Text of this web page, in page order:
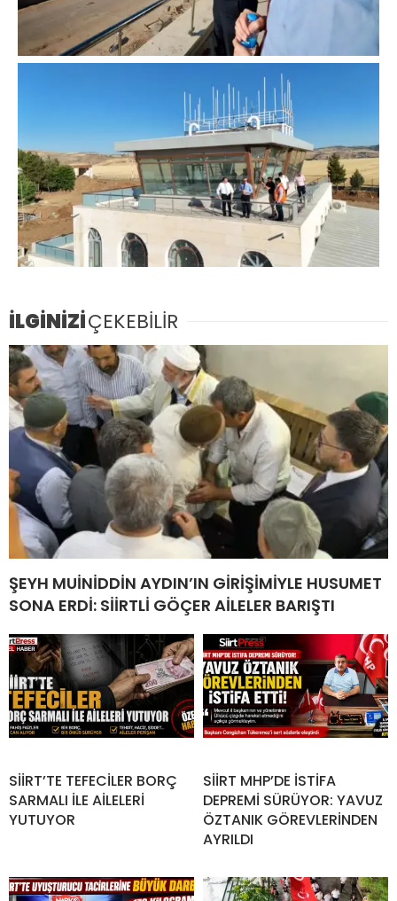
İLGİNİZİÇEKEBİLİR
ŞEYH MUİNİDDİN AYDIN’IN GİRİŞİMİYLE HUSUMET
SONA ERDİ: SİİRTLİ GÖÇER AİLELER BARIŞTI
SİİRT’TE TEFECİLER BORÇ
SARMALI İLE AİLELERİ
YUTUYOR
SİİRT MHP’DE İSTİFA
DEPREMİ SÜRÜYOR: YAVUZ
ÖZTANIK GÖREVLERİNDEN
AYRILDI